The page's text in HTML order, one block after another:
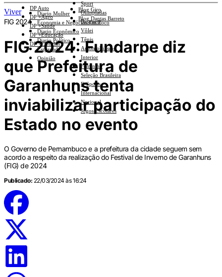
Sport
Olimpíadas
Basquete
Vôlei
Tênis
Automobilismo
Interior
Feminino
Seleção Brasileira
E-Sports
Internacional
Nacional
Jogos Escolares
DP Auto
DP +Agro
DP +Saúde
DP +Educação
DP +Ciências
Diario Mulher
Economia e Negócios Em Foco
Diario Econômico
Diario Político
Esplanada
Opinião
Blog Giro
Blog Dantas Barreto
Viver
FIG 2024
FIG 2024: Fundarpe diz
que Prefeitura de
Garanhuns tenta
inviabilizar participação do
Estado no evento
O Governo de Pernambuco e a prefeitura da cidade seguem sem
acordo a respeito da realização do Festival de Inverno de Garanhuns
(FIG) de 2024
Publicado: 22/03/2024 às 16:24